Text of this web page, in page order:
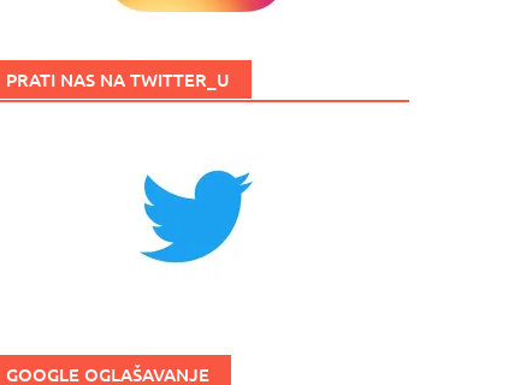
PRATI NAS NA TWITTER_U
GOOGLE OGLAŠAVANJE